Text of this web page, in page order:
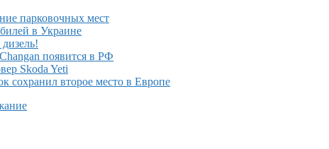
парковочных мест
в Украине
появится в РФ
Skoda Yeti
сохранил второе место в Европе